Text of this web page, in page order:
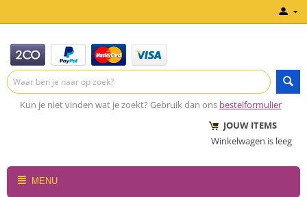
Kun je niet vinden wat je zoekt? Gebruik dan ons bestelformulier
JOUW ITEMS
Winkelwagen is leeg
MENU